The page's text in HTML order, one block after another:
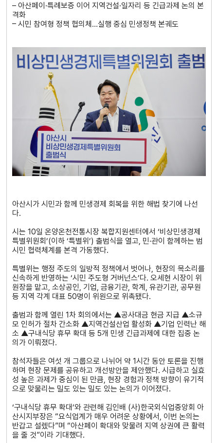
– 아산페이·특례보증 이어 지역건설·일자리 등 긴급과제 논의 본
격화
– 시민 참여형 정책 협의체…실행 중심 민생정책 본궤도
아산시가 시민과 함께 민생경제 회복을 위한 해법 찾기에 나선
다.
시는 10일 온양온천전통시장 복합지원센터에서 ‘비상민생경제
특별위원회’(이하 ‘특별위’) 출범식을 열고, 민·관이 함께하는 범
시민 협력체계를 본격 가동했다.
특별위는 행정 주도의 일방적 정책에서 벗어나, 현장의 목소리를
신속하게 반영하는 ‘시민 주도형 거버넌스’다. 오세현 시장이 위
원장을 맡고, 소상공인, 기업, 금융기관, 학계, 유관기관, 공무원
등 지역 각계 대표 50명이 위원으로 위촉됐다.
출범과 함께 열린 1차 회의에서는 ▲공사대금 현금 지급 ▲소규
모 인허가 절차 간소화 ▲지역건설산업 활성화 ▲기업 인력난 해
소 ▲구내식당 휴무 확대 등 5개 민생 긴급과제에 대한 집중 논
의가 이뤄졌다.
참석자들은 여섯 개 그룹으로 나뉘어 약 1시간 동안 토론을 진행
하며 현장 문제를 공유하고 개선방안을 제안했다. 시급하고 실효
성 높은 과제가 중심이 된 만큼, 현장 경험과 정책 방향이 유기적
으로 맞물리는 밀도 있는 밀도 있는 논의가 이어졌다.
‘구내식당 휴무 확대’와 관련해 김인배 (사)한국외식업중앙회 아
산시지부장은 “요식업계가 매우 어려운 상황에서, 이번 논의는
반갑고 설렜다”며 “아산페이 확대와 맞물려 지역 상권에 큰 활력
을 줄 것”이라 기대했다.